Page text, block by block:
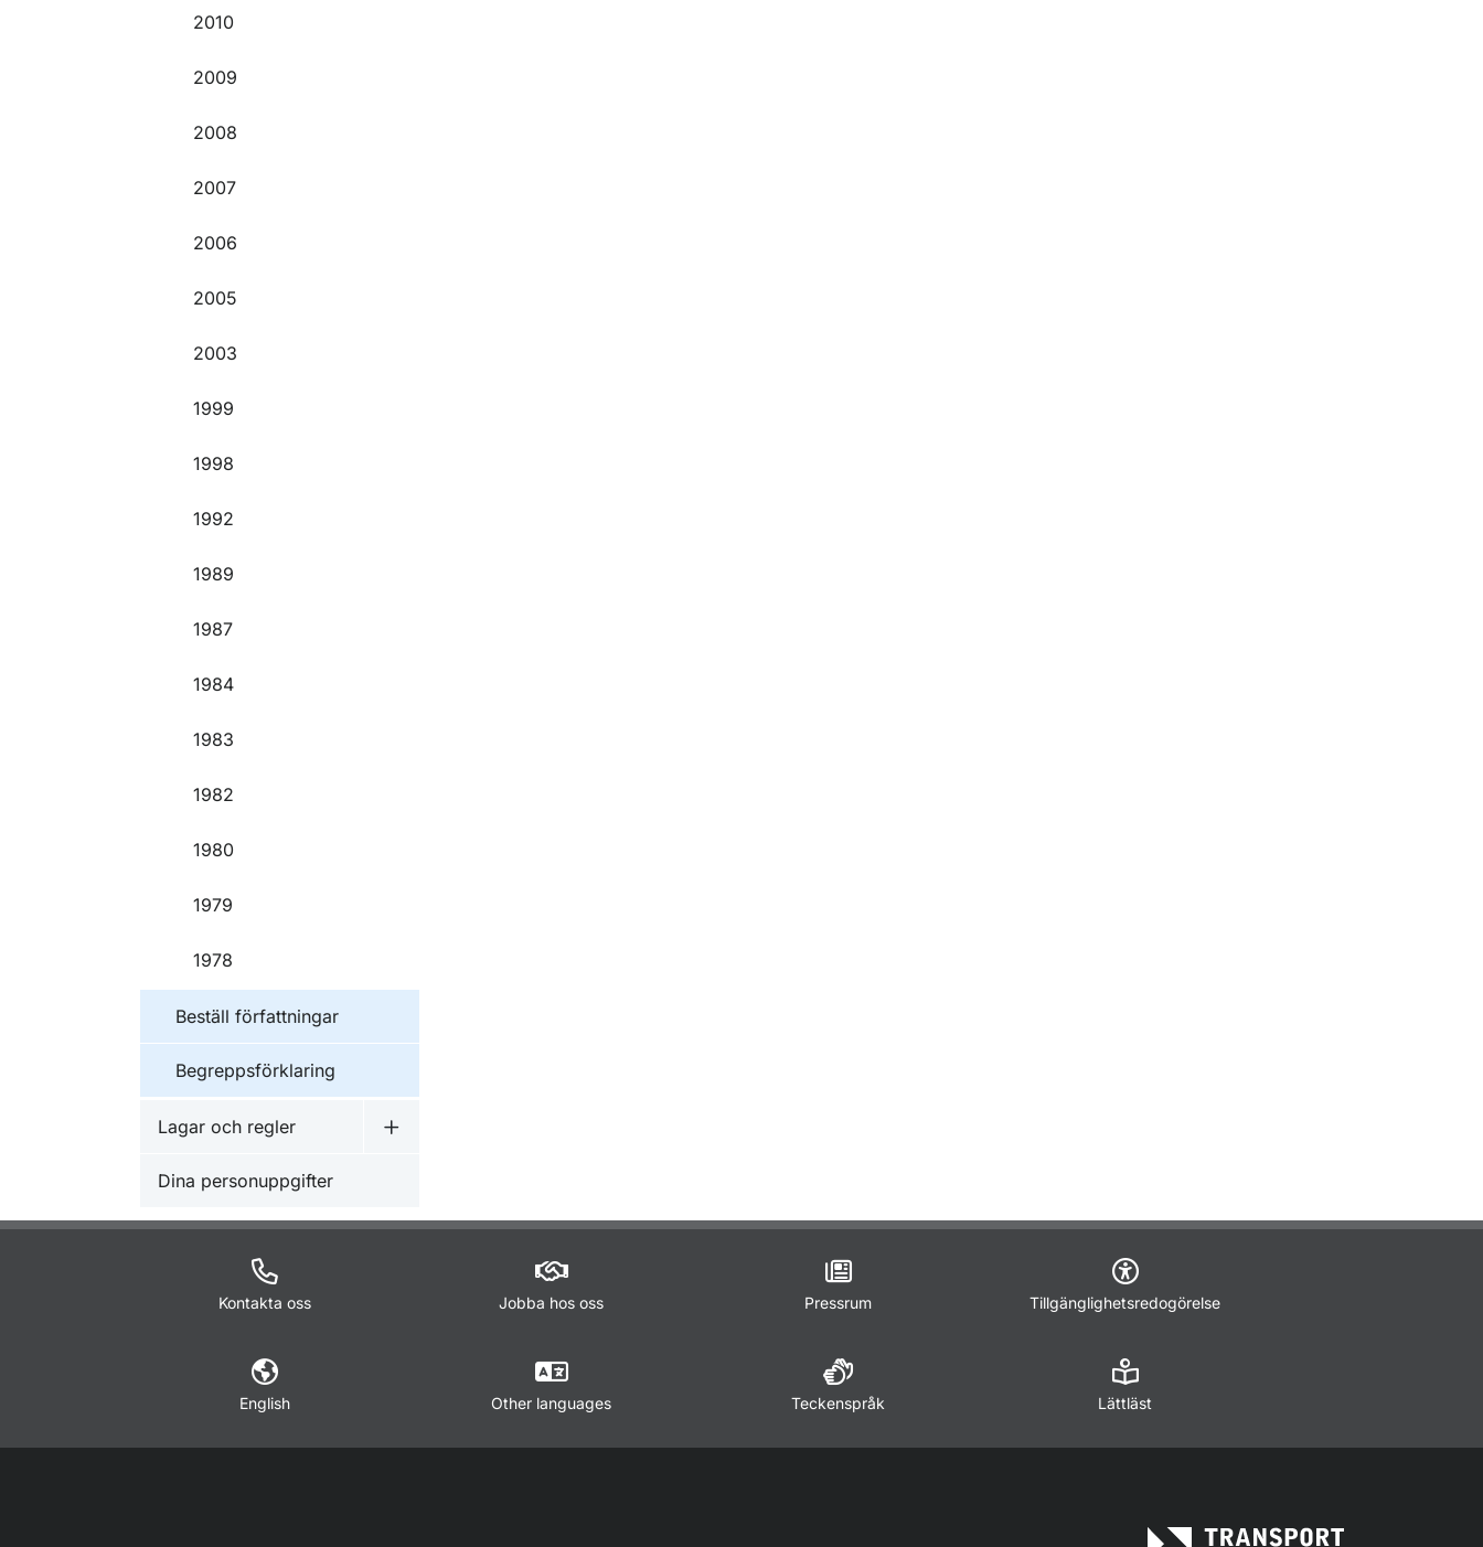
2010
2009
2008
2007
2006
2005
2003
1999
1998
1992
1989
1987
1984
1983
1982
1980
1979
1978
Beställ författningar
Begreppsförklaring
Lagar och regler
Undermeny för Lagar och regler
Dina personuppgifter
Kontakta oss Jobba hos oss Pressrum Tillgänglighetsredogörelse
English Other languages Teckenspråk Lättläst